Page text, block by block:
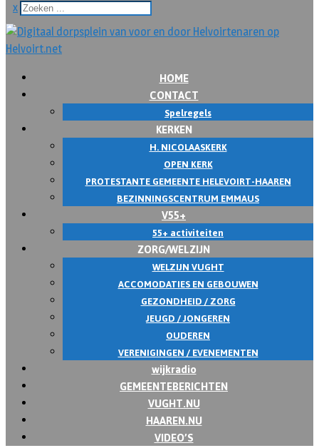
x
HOME
CONTACT
Spelregels
KERKEN
H. NICOLAASKERK
OPEN KERK
PROTESTANTE GEMEENTE HELEVOIRT-HAAREN
BEZINNINGSCENTRUM EMMAUS
V55+
55+ activiteiten
ZORG/WELZIJN
WELZIJN VUGHT
ACCOMODATIES EN GEBOUWEN
GEZONDHEID / ZORG
JEUGD / JONGEREN
OUDEREN
VERENIGINGEN / EVENEMENTEN
wijkradio
GEMEENTEBERICHTEN
VUGHT.NU
HAAREN.NU
VIDEO’S